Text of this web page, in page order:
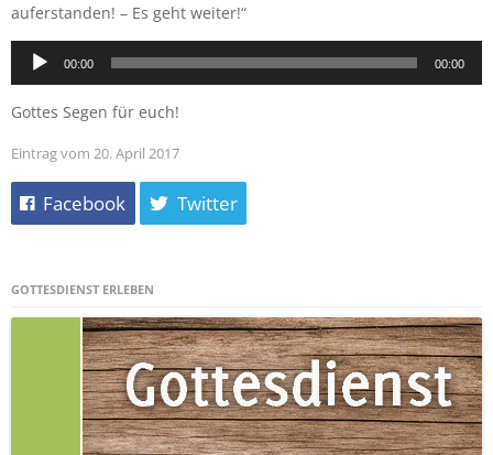
auferstanden! – Es geht weiter!“
Audio-
00:00 00:00
Gottes Segen für euch!
Eintrag vom 20. April 2017
Facebook Twitter
GOTTESDIENST ERLEBEN